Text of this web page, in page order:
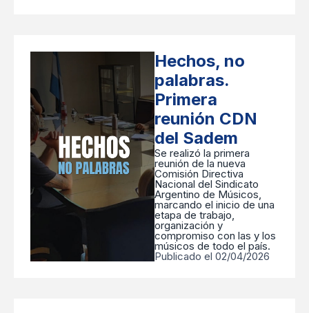
Hechos, no
palabras.
Primera
reunión CDN
del Sadem
Se realizó la primera
reunión de la nueva
Comisión Directiva
Nacional del Sindicato
Argentino de Músicos,
marcando el inicio de una
etapa de trabajo,
organización y
compromiso con las y los
músicos de todo el país.
Publicado el 02/04/2026